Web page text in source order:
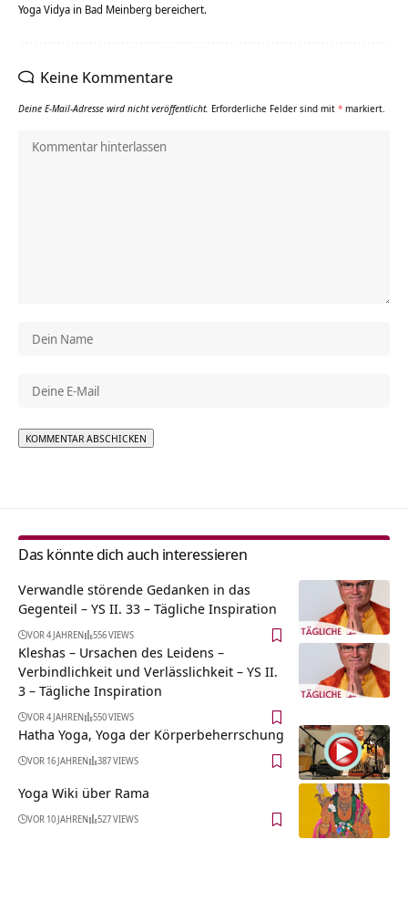
Yoga Vidya in Bad Meinberg bereichert.
Keine Kommentare
Deine E-Mail-Adresse wird nicht veröffentlicht. Erforderliche Felder sind mit * markiert.
Das könnte dich auch interessieren
Verwandle störende Gedanken in das
Gegenteil – YS II. 33 – Tägliche Inspiration
VOR 4 JAHREN 556 VIEWS
Kleshas – Ursachen des Leidens –
Verbindlichkeit und Verlässlichkeit – YS II.
3 – Tägliche Inspiration
VOR 4 JAHREN 550 VIEWS
Hatha Yoga, Yoga der Körperbeherrschung
VOR 16 JAHREN 387 VIEWS
Yoga Wiki über Rama
VOR 10 JAHREN 527 VIEWS